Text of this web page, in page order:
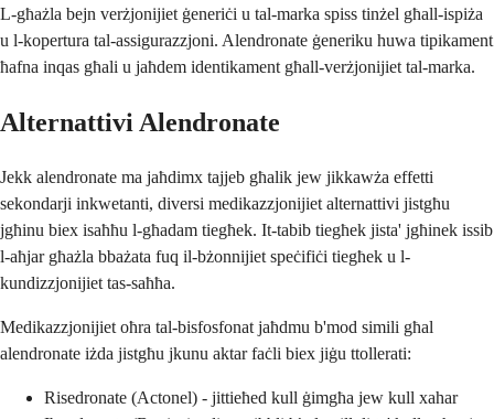
L-għażla bejn verżjonijiet ġeneriċi u tal-marka spiss tinżel għall-ispiża
u l-kopertura tal-assigurazzjoni. Alendronate ġeneriku huwa tipikament
ħafna inqas għali u jaħdem identikament għall-verżjonijiet tal-marka.
Alternattivi Alendronate
Jekk alendronate ma jaħdimx tajjeb għalik jew jikkawża effetti
sekondarji inkwetanti, diversi medikazzjonijiet alternattivi jistgħu
jgħinu biex isaħħu l-għadam tiegħek. It-tabib tiegħek jista' jgħinek issib
l-aħjar għażla bbażata fuq il-bżonnijiet speċifiċi tiegħek u l-
kundizzjonijiet tas-saħħa.
Medikazzjonijiet oħra tal-bisfosfonat jaħdmu b'mod simili għal
alendronate iżda jistgħu jkunu aktar faċli biex jiġu ttollerati:
Risedronate (Actonel) - jittieħed kull ġimgħa jew kull xahar